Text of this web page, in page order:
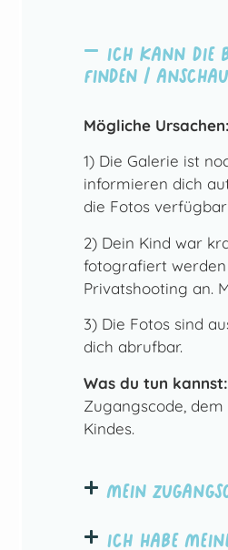
Ich kann die
finden /
Mögliche Ursachen:
1) Die Galerie ist
informieren dich
die Fotos verfügbar
2) Dein Kind war
fotografiert
Privatshooting an.
3) Die Fotos sind
dich abrufbar.
Was du tun kannst:
Zugangscode,
Kindes.
Mein
Ich habe